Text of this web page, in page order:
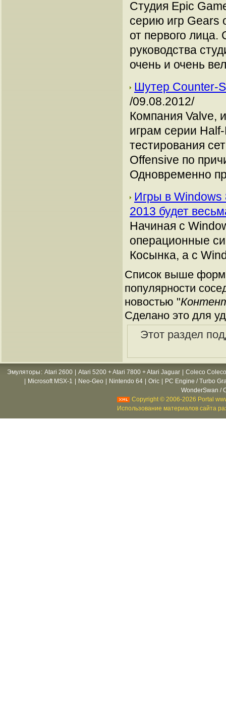
Студия Epic
серию игр Gears
от первого лица.
руководства
очень и очень
Шутер Counter-
/09.08.2012/
Компания Valve,
играм серии
тестирования
Offensive по
Одновременно
Игры в Windows
2013 будет
Начиная с
операционные
Косынка, а с
Список выше
популярности
новостью "
Сделано это для
Этот раздел
Эмуляторы : Atari 2600 Atari 5200 + Atari 7800 + Atari Jaguar
Coleco
Microsoft MSX-1 Neo-Geo Nintendo 64 Oric
PC Engine / Turbo
WonderSwan /
Copyright © 2006-2026 Portal
Использование материалов сайта